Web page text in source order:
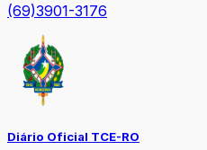
(69)3901-3176
Diário Oficial TCE-RO